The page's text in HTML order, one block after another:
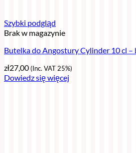
Szybki podgląd
Brak w magazynie
Butelka do Angostury Cylinder 10 cl –
zł27,00(Inc. VAT 25%)
Dowiedz się więcej